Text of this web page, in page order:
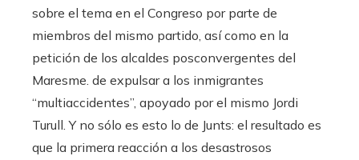
sobre el tema en el Congreso por parte de
miembros del mismo partido, así como en la
petición de los alcaldes posconvergentes del
Maresme. de expulsar a los inmigrantes
“multiaccidentes”, apoyado por el mismo Jordi
Turull. Y no sólo es esto lo de Junts: el resultado es
que la primera reacción a los desastrosos